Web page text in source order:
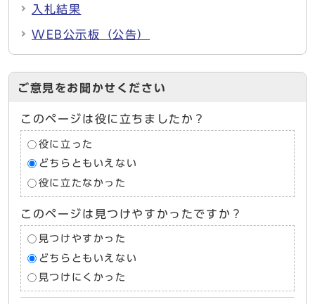
入札結果
WEB公示板（公告）
ご意見をお聞かせください
このページは役に立ちましたか？
役に立った
どちらともいえない
役に立たなかった
このページは見つけやすかったですか？
見つけやすかった
どちらともいえない
見つけにくかった